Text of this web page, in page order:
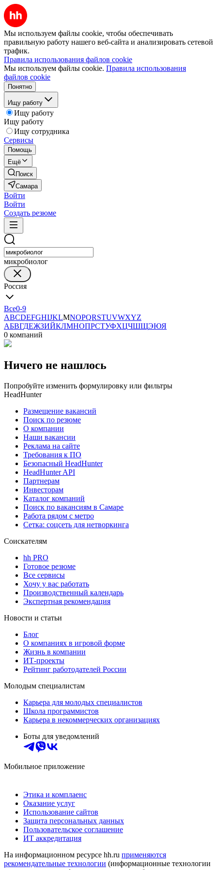
Мы используем файлы cookie, чтобы обеспечивать
правильную работу нашего веб-сайта и анализировать сетевой
трафик.
Правила использования файлов cookie
Мы используем файлы cookie. Правила использования
файлов cookie
Понятно
Ищу работу
Ищу работу
Ищу работу
Ищу сотрудника
Сервисы
Помощь
Ещё
Поиск
Самара
Войти
Войти
Создать резюме
микробиолог
Россия
Все0-9
ABCDEFGHIJKLMNOPQRSTUVWXYZ
АБВГДЕЖЗИЙКЛМНОПРСТУФХЦЧШЩЭЮЯ
0 компаний
Ничего не нашлось
Попробуйте изменить формулировку или фильтры
HeadHunter
Размещение вакансий
Поиск по резюме
О компании
Наши вакансии
Реклама на сайте
Требования к ПО
Безопасный HeadHunter
HeadHunter API
Партнерам
Инвесторам
Каталог компаний
Поиск по вакансиям в Самаре
Работа рядом с метро
Сетка: соцсеть для нетворкинга
Соискателям
hh PRO
Готовое резюме
Все сервисы
Хочу у вас работать
Производственный календарь
Экспертная рекомендация
Новости и статьи
Блог
О компаниях в игровой форме
Жизнь в компании
ИТ-проекты
Рейтинг работодателей России
Молодым специалистам
Карьера для молодых специалистов
Школа программистов
Карьера в некоммерческих организациях
Боты для уведомлений
Мобильное приложение
Этика и комплаенс
Оказание услуг
Использование сайтов
Защита персональных данных
Пользовательское соглашение
ИТ аккредитация
На информационном ресурсе hh.ru применяются
рекомендательные технологии (информационные технологии